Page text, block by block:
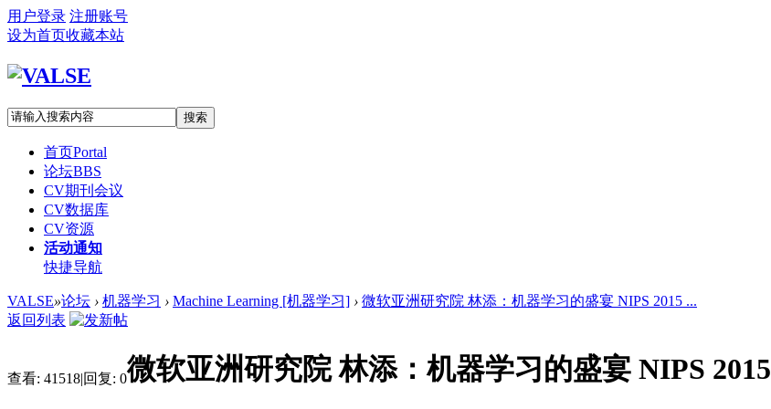
用户登录 注册账号
设为首页收藏本站
搜索
首页Portal
论坛BBS
CV期刊会议
CV数据库
CV资源
活动通知
快捷导航
VALSE»论坛 › 机器学习 › Machine Learning [机器学习] › 微软亚洲研究院 林添：机器学习的盛宴 NIPS 2015 ...
返回列表
查看: 41518|回复: 0微软亚洲研究院 林添：机器学习的盛宴 NIPS 2015